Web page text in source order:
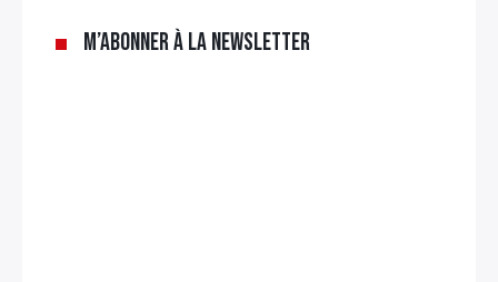
M’abonner à la newsletter